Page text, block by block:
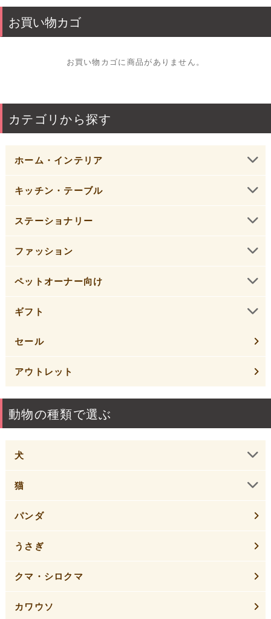
お買い物カゴ
お買い物カゴに商品がありません。
カテゴリから探す
ホーム・インテリア
キッチン・テーブル
ステーショナリー
ファッション
ペットオーナー向け
ギフト
セール
アウトレット
動物の種類で選ぶ
犬
猫
パンダ
うさぎ
クマ・シロクマ
カワウソ